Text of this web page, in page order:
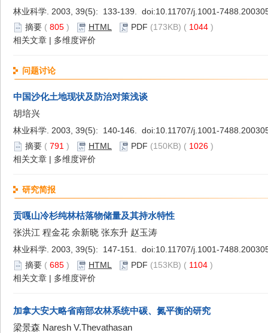
林业科学. 2003, 39(5): 133-139. doi:10.11707/j.1001-
摘要 ( 805 ) HTML PDF (173KB) ( 1044 )
相关文章 | 多维度评价
问题讨论
中国沙化土地现状及防治对策浅谈
胡培兴
林业科学. 2003, 39(5): 140-146. doi:10.11707/j.1001-
摘要 ( 791 ) HTML PDF (150KB) ( 1026 )
相关文章 | 多维度评价
研究简报
贡嘎山冷杉纯林枯落物储量及其持水特性
张洪江 程金花 余新晓 张东升 赵玉涛
林业科学. 2003, 39(5): 147-151. doi:10.11707/j.1001-
摘要 ( 685 ) HTML PDF (153KB) ( 1104 )
相关文章 | 多维度评价
加拿大安大略省南部农林系统中碳、氮平衡的研究
梁景森 Naresh V.Thevathasan